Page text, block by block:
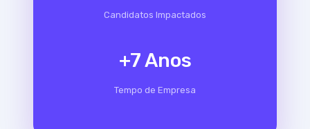
Candidatos Impactados
+9Anos
Tempo de Empresa